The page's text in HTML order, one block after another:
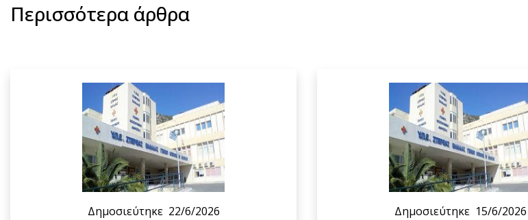
Περισσότερα άρθρα
Δημοσιεύτηκε 22/6/2026 Δημοσιεύτηκε 15/6/2026